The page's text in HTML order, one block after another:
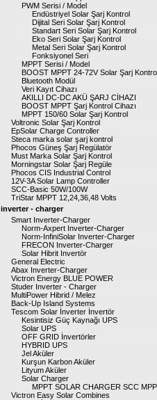
PWM Serisi / Model
Endüstriyel Solar Şarj Kontrol
Dijital Seri Solar Şarj Kontrol
Standart Seri Solar Şarj Kontrol
Eko Seri Solar Şarj Kontrol
Metal Seri Solar Şarj Kontrol
Fonksiyonel Seri
MPPT Serisi / Model
BOOST MPPT 24-72V Solar Şarj
Bluetooth Modül
Veri Kayıt Cihazı
AKILLI DC-DC AKÜ ŞARJ CİHAZI
BOOST MPPT Şarj Kontrol Cihazı
MPPT 150/60 Solar Şarj Kontrol
Voltronic Solar Şarj Kontrol
EpSolar Charge Controller
Steca marka solar şarj kontrol
Phocos Güneş Şarj Regülatör
Must Marka Solar Şarj Kontrol
Morningstar Solar Şarj Regüle
Phocos CIS Industrial Control
12V-3A Solar Lamp Controller
SCC-Basic 50W/100W
TriStar MPPT 12,24,36,48 Volts
inverter - charger
Smart Inverter-Charger
Norm-Axpert Inverter-Charger
Norm-InfiniSolar Inverter-Charger
FRECON Inverter-Charger
Solar Hibrit Invertör
General Electric
Abax Inverter-Charger
Victron Energy BLUE POWER
Studer Inverter - Charger
MultiPower Hibrid / Melez
Back-Up Island Systems
Tescom Solar İnverter İnvertör
Kesintisiz Güç Kaynağı UPS
Solar UPS
OFF GRID İnvertörler
HYBRID UPS
Jel Aküler
Kurşun Karbon Aküler
Lityum Aküler
Solar Charger
MPPT SOLAR CHARGER SCC
Victron Easy Solar Combines